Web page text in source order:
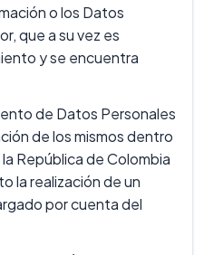
o los Datos
que a su vez es
y se encuentra
de Datos Personales
de los mismos dentro
República de Colombia
la realización de un
por cuenta del